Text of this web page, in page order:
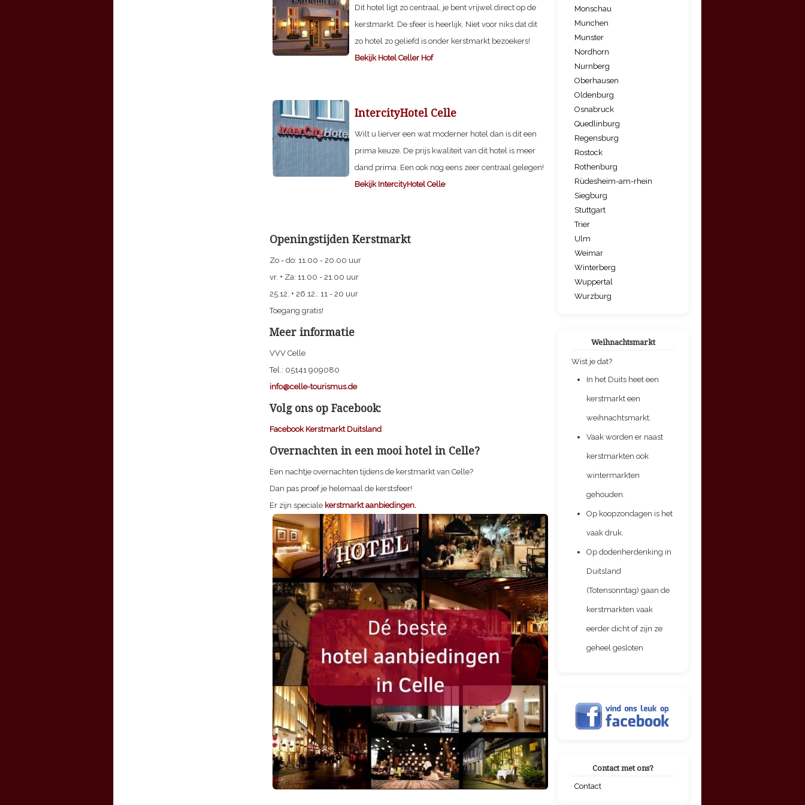
Dit hotel ligt zo centraal, je bent vrijwel direct op de
kerstmarkt. De sfeer is heerlijk. Niet voor niks dat dit
zo hotel zo geliefd is onder kerstmarkt bezoekers!
Bekijk Hotel Celler Hof
IntercityHotel Celle
Wilt u lierver een wat moderner hotel dan is dit een
prima keuze. De prijs kwaliteit van dit hotel is meer
dand prima. Een ook nog eens zeer centraal gelegen!
Bekijk IntercityHotel Celle
Openingstijden Kerstmarkt
Zo - do: 11.00 - 20.00 uur
vr. + Za: 11.00 - 21.00 uur
25.12. + 26.12.: 11 - 20 uur
Toegang gratis!
Meer informatie
VVV Celle
Tel.: 05141 909080
info@celle-tourismus.de
Volg ons op Facebook:
Facebook Kerstmarkt Duitsland
Overnachten in een mooi hotel in Celle?
Een nachtje overnachten tijdens de kerstmarkt van Celle?
Dan pas proef je helemaal de kerstsfeer!
Er zijn speciale kerstmarkt aanbiedingen.
Monschau
Munchen
Munster
Nordhorn
Nurnberg
Oberhausen
Oldenburg
Osnabruck
Quedlinburg
Regensburg
Rostock
Rothenburg
Rüdesheim-am-rhein
Siegburg
Stuttgart
Trier
Ulm
Weimar
Winterberg
Wuppertal
Wurzburg
Weihnachtsmarkt
Wist je dat?
In het Duits heet een
kerstmarkt een
weihnachtsmarkt.
Vaak worden er naast
kerstmarkten ook
wintermarkten
gehouden.
Op koopzondagen is het
vaak druk.
Op dodenherdenking in
Duitsland
(Totensonntag) gaan de
kerstmarkten vaak
eerder dicht of zijn ze
geheel gesloten
Contact met ons?
Contact